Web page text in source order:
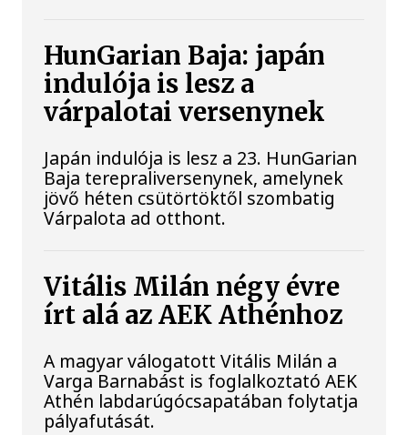
HunGarian Baja: japán
indulója is lesz a
várpalotai versenynek
Japán indulója is lesz a 23. HunGarian
Baja terepraliversenynek, amelynek
jövő héten csütörtöktől szombatig
Várpalota ad otthont.
Vitális Milán négy évre
írt alá az AEK Athénhoz
A magyar válogatott Vitális Milán a
Varga Barnabást is foglalkoztató AEK
Athén labdarúgócsapatában folytatja
pályafutását.